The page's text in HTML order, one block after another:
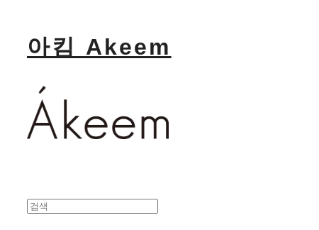
아킴 Akeem